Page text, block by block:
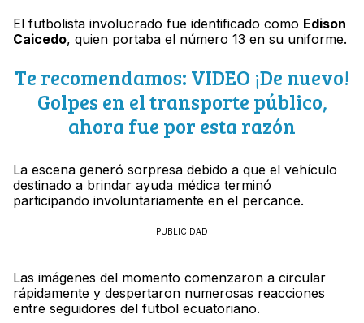
El futbolista involucrado fue identificado como Edison
Caicedo, quien portaba el número 13 en su uniforme.
Te recomendamos: VIDEO ¡De nuevo!
Golpes en el transporte público,
ahora fue por esta razón
La escena generó sorpresa debido a que el vehículo
destinado a brindar ayuda médica terminó
participando involuntariamente en el percance.
PUBLICIDAD
Las imágenes del momento comenzaron a circular
rápidamente y despertaron numerosas reacciones
entre seguidores del futbol ecuatoriano.